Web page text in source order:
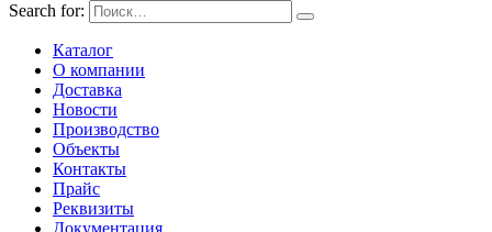
Search for:
Каталог
О компании
Доставка
Новости
Производство
Объекты
Контакты
Прайс
Реквизиты
Документация